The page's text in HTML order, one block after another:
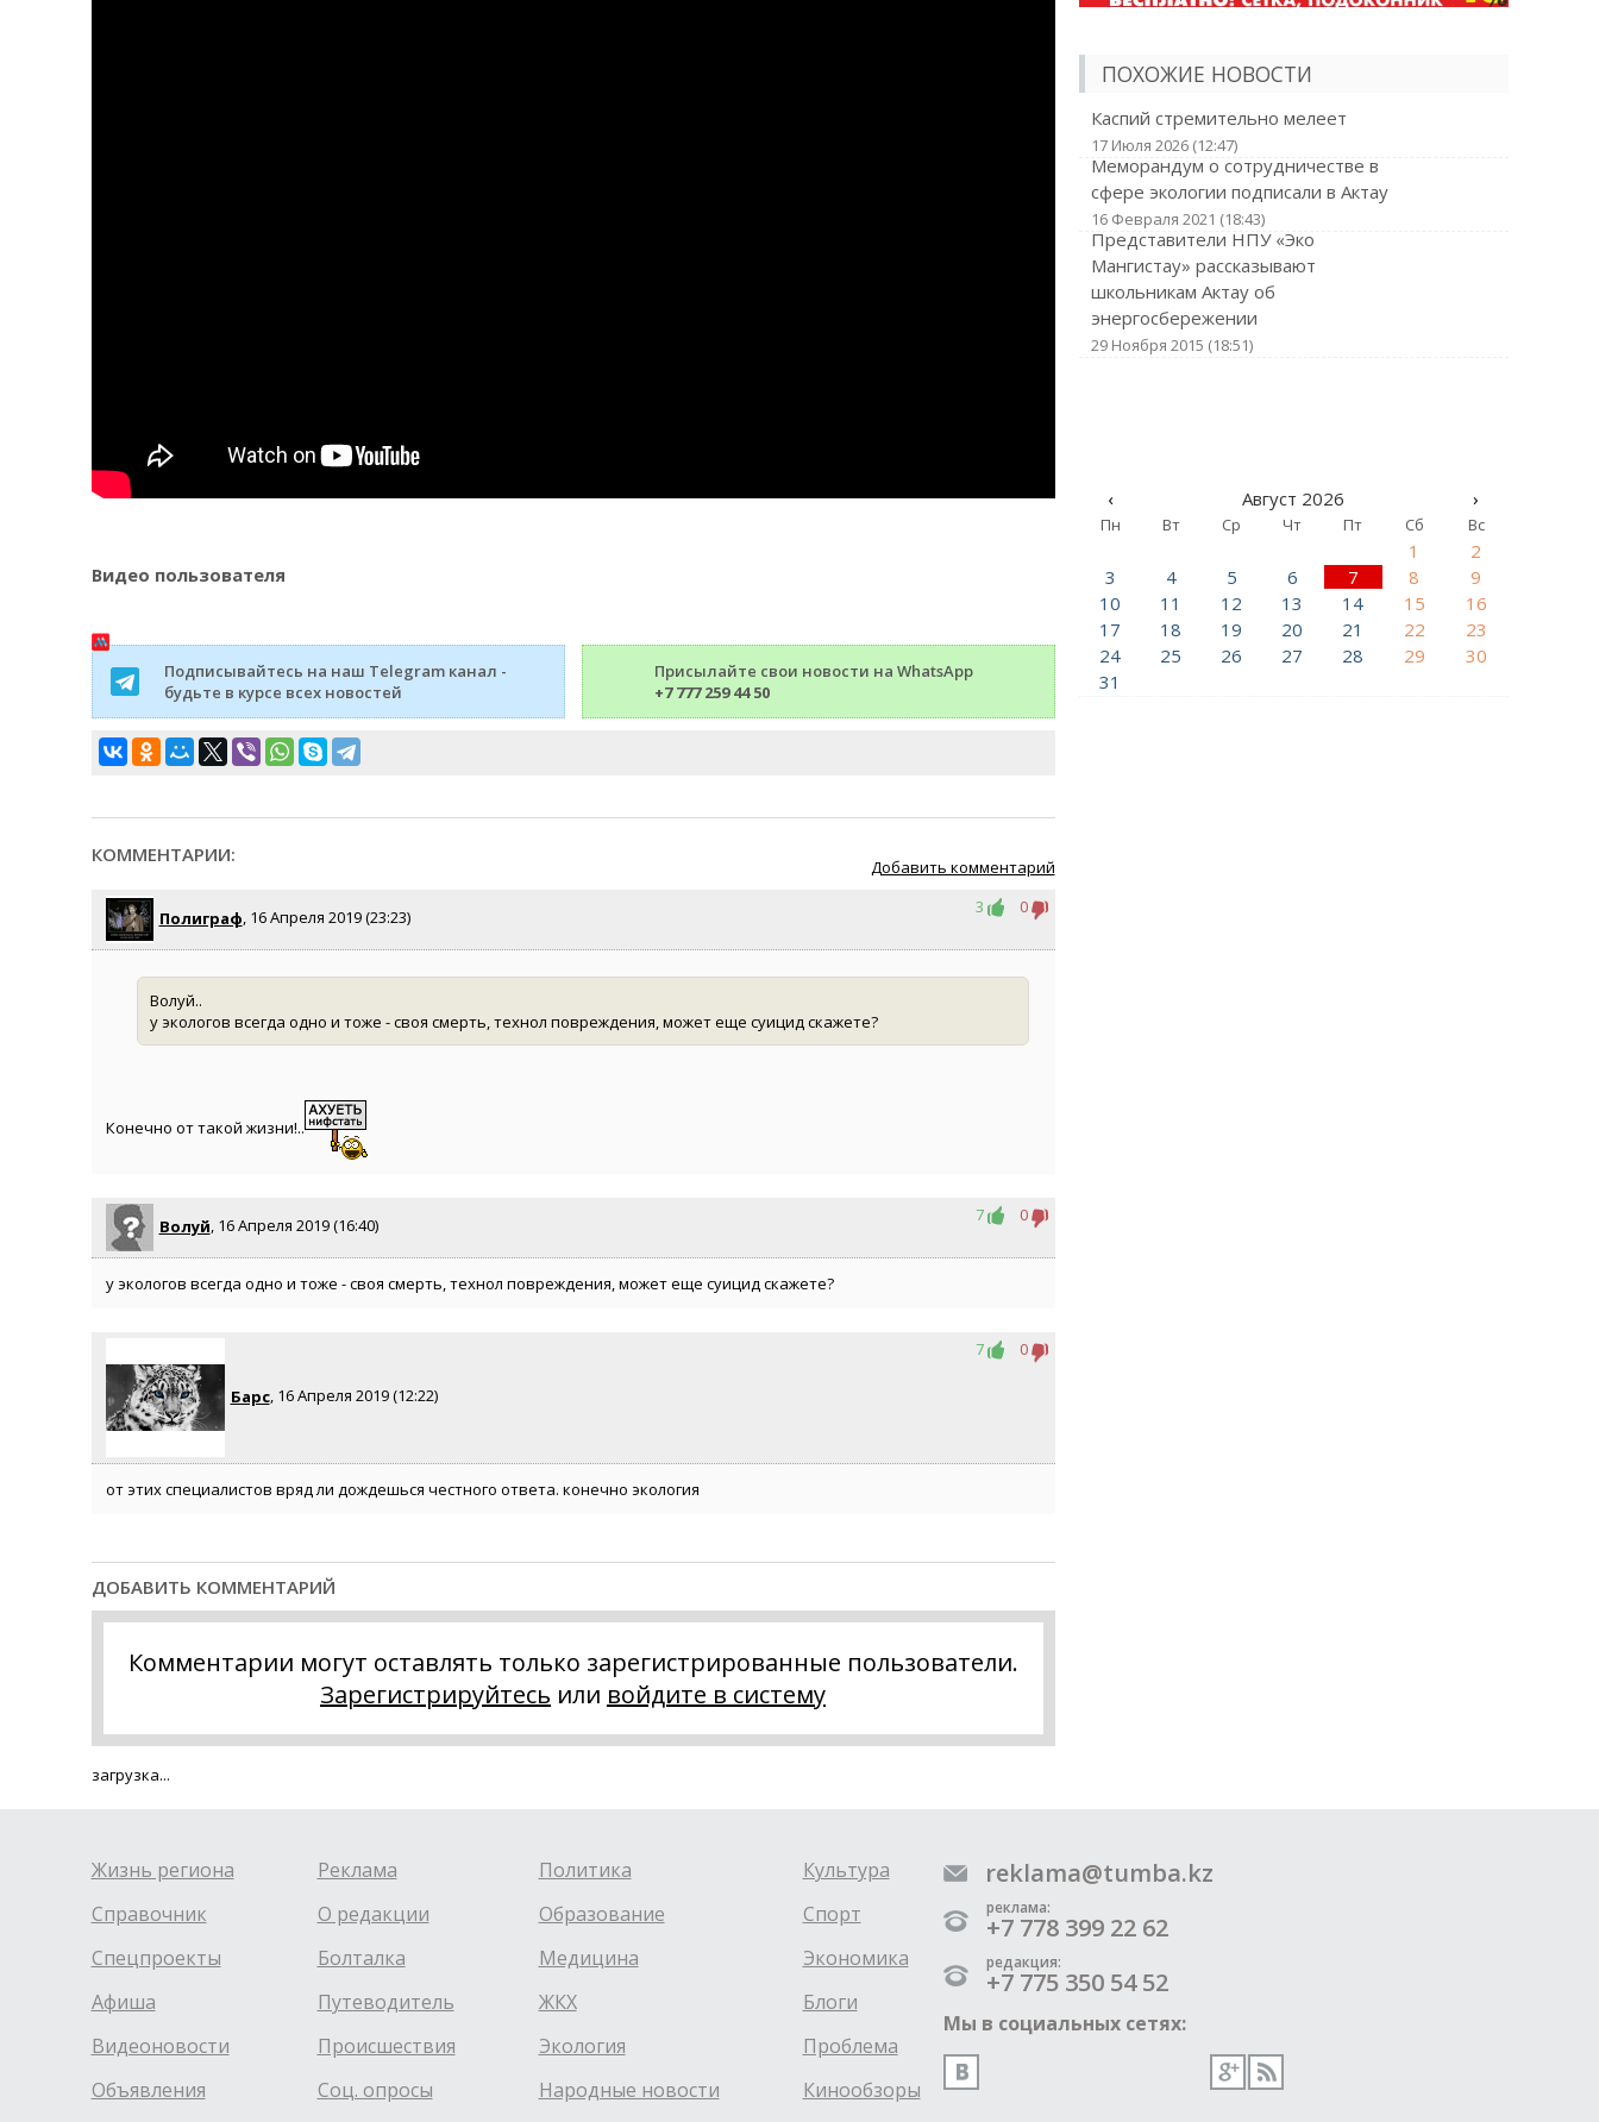
Видео пользователя
Подписывайтесь на наш Telegram канал -
будьте в курсе всех новостей
Присылайте свои новости на WhatsApp
+7 777 259 44 50
КОММЕНТАРИИ:
Добавить комментарий
Полиграф, 16 Апреля 2019 (23:23)
3 0
Волуй..
у экологов всегда одно и тоже - своя смерть, технол повреждения, может еще суицид скажете?
Конечно от такой жизни!..
Волуй, 16 Апреля 2019 (16:40)
7 0
у экологов всегда одно и тоже - своя смерть, технол повреждения, может еще суицид скажете?
Барс, 16 Апреля 2019 (12:22)
7 0
от этих специалистов вряд ли дождешься честного ответа. конечно экология
ДОБАВИТЬ КОММЕНТАРИЙ
Комментарии могут оставлять только зарегистрированные пользователи.
Зарегистрируйтесь или войдите в систему
загрузка...
ПОХОЖИЕ НОВОСТИ
Каспий стремительно мелеет
17 Июля 2026 (12:47)
Меморандум о сотрудничестве в
сфере экологии подписали в Актау
16 Февраля 2021 (18:43)
Представители НПУ «Эко
Мангистау» рассказывают
школьникам Актау об
энергосбережении
29 Ноября 2015 (18:51)
‹ Август 2026 ›
Пн Вт Ср Чт Пт Сб Вс
1
2
3
4 5 6 7 8
9
10
11 12 13 14 15
16
17
18 19 20 21 22
23
24
25 26 27 28 29
30
31
Жизнь региона
Справочник
Спецпроекты
Афиша
Видеоновости
Объявления
Реклама
О редакции
Болталка
Путеводитель
Происшествия
Соц. опросы
Политика
Образование
Медицина
ЖКХ
Экология
Народные новости
Культура
Спорт
Экономика
Блоги
Проблема
Кинообзоры
reklama@tumba.kz
реклама:
+7 778 399 22 62
редакция:
+7 775 350 54 52
Мы в социальных сетях: